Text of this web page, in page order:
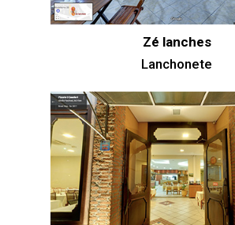
Zé lanches
Lanchonete